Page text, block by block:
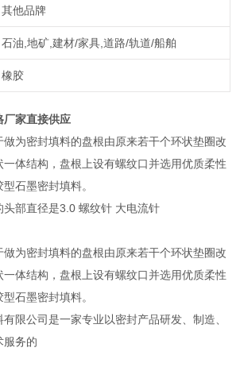
其他品牌
石油,地矿,建材/家具,道路/轨道/船舶
橡胶
厂家直接供应
为密封填料的盘根由原来若干个环状垫圈改
体结构，盘根上设有螺纹口并选用优质柔性
石墨密封填料。
部直径是3.0 螺纹针 大电流针
为密封填料的盘根由原来若干个环状垫圈改
体结构，盘根上设有螺纹口并选用优质柔性
石墨密封填料。
限公司是一家专业以密封产品研发、制造、
服务的